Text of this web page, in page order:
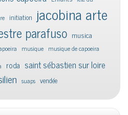
initiation jacobina arte
parafuso musica
musique musique de capoeira
roda saint sébastien sur loire
suaps vendée